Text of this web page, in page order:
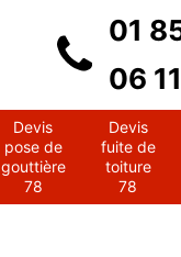
01
06
Devis
pose de
gouttière
78
Devis
fuite de
toiture
78